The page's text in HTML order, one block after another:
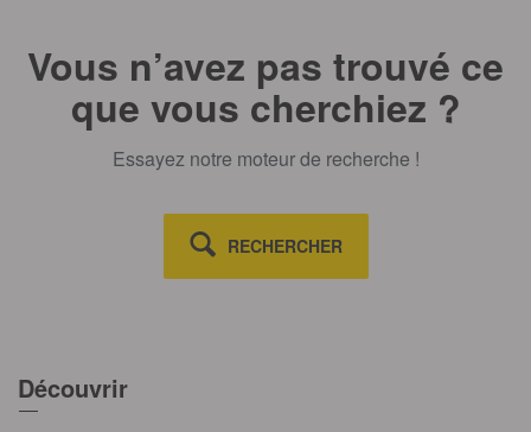
Vous n’avez pas trouvé ce
que vous cherchiez ?
Essayez notre moteur de recherche !
RECHERCHER
Découvrir